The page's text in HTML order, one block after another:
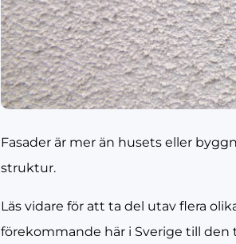
Fasader är mer än husets eller
struktur.
Läs vidare för att ta del utav flera
förekommande här i Sverige till den